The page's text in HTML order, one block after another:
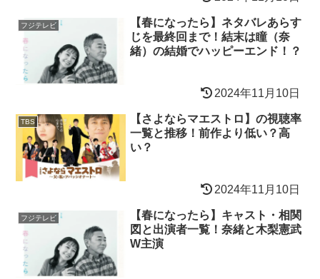
フジテレビ
【春になったら】ネタバレあらす
じを最終回まで！結末は瞳（奈
緒）の結婚でハッピーエンド！？
2024年11月10日
TBS
【さよならマエストロ】の視聴率
一覧と推移！前作より低い？高
い？
2024年11月10日
フジテレビ
【春になったら】キャスト・相関
図と出演者一覧！奈緒と木梨憲武
W主演